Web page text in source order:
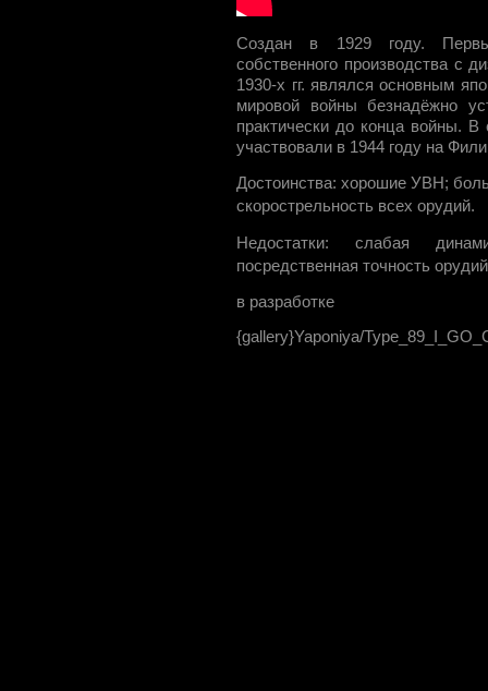
Создан в 1929 году.
собственного производства с
1930-х гг. являлся основным
мировой войны безнадёжно
практически до конца войны.
участвовали в 1944 году на
Достоинства: хорошие УВН;
скорострельность всех орудий.
Недостатки: слабая
посредственная точность
в разработке
{gallery}Yaponiya/